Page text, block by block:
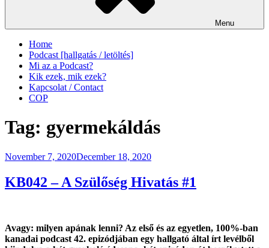
Menu
Home
Podcast [hallgatás / letöltés]
Mi az a Podcast?
Kik ezek, mik ezek?
Kapcsolat / Contact
COP
Tag: gyermekáldás
Posted
November 7, 2020December 18, 2020
KB042 – A Szülőség Hivatás #1
Avagy: milyen apának lenni? Az első és az egyetlen, 100%-ban
kanadai podcast 42. epizódjában egy hallgató által írt levélből